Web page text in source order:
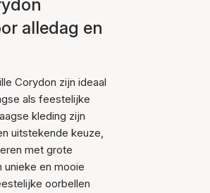
alledag en
Corydon zijn ideaal
als feestelijke
kleding zijn
uitstekende keuze,
met grote
unieke en mooie
oorbellen